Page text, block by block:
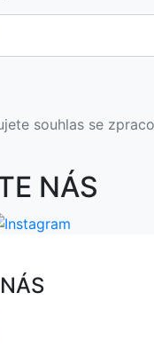
souhlas se
NÁS